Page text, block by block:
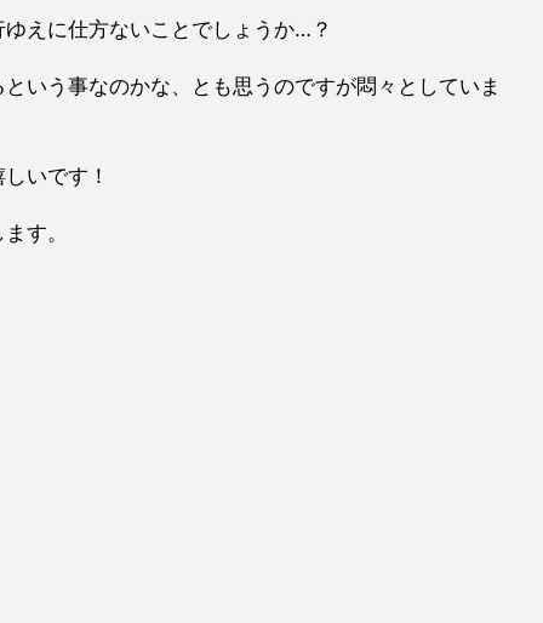
えに仕方ないことでしょうか…？
いう事なのかな、とも思うのですが悶々としていま
いです！
す。